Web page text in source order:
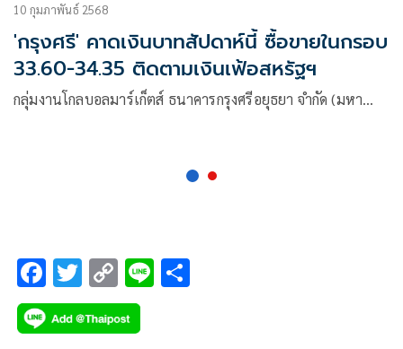
10 กุมภาพันธ์ 2568
'กรุงศรี' คาดเงินบาทสัปดาห์นี้ ซื้อขายในกรอบ
33.60-34.35 ติดตามเงินเฟ้อสหรัฐฯ
กลุ่มงานโกลบอลมาร์เก็ตส์ ธนาคารกรุงศรีอยุธยา จำกัด (มหา…
F
ac
e
T
wi
tt
C
o
p
Li